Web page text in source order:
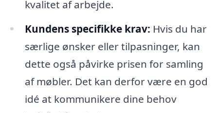
kvalitet af arbejde.
Kundens specifikke krav: Hvis du har
særlige ønsker eller tilpasninger, kan
dette også påvirke prisen for samling
af møbler. Det kan derfor være en god
idé at kommunikere dine behov